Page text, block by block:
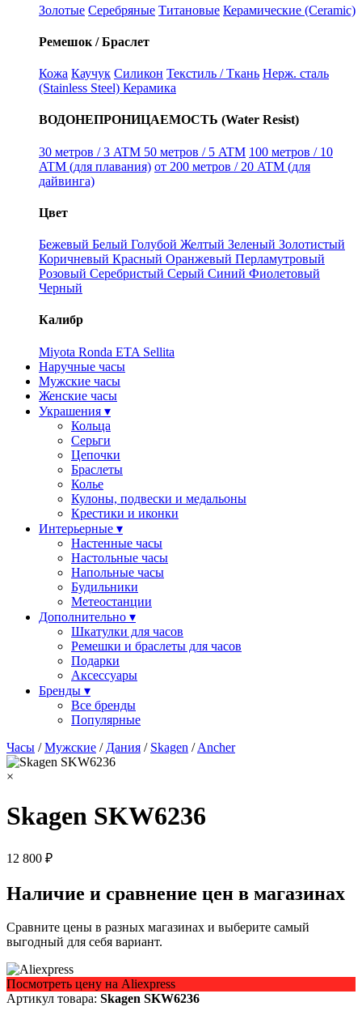
Золотые Серебряные Титановые Керамические (Ceramic)
Ремешок / Браслет
Кожа Каучук Силикон Текстиль / Ткань Нерж. сталь
(Stainless Steel) Керамика
ВОДОНЕПРОНИЦАЕМОСТЬ (Water Resist)
30 метров / 3 ATM 50 метров / 5 ATM 100 метров / 10
ATM (для плавания) от 200 метров / 20 ATM (для
дайвинга)
Цвет
Бежевый Белый Голубой Желтый Зеленый Золотистый
Коричневый Красный Оранжевый Перламутровый
Розовый Серебристый Серый Синий Фиолетовый
Черный
Калибр
Miyota Ronda ETA Sellita
Наручные часы
Мужские часы
Женские часы
Украшения ▾
Кольца
Серьги
Цепочки
Браслеты
Колье
Кулоны, подвески и медальоны
Крестики и иконки
Интерьерные ▾
Настенные часы
Настольные часы
Напольные часы
Будильники
Метеостанции
Дополнительно ▾
Шкатулки для часов
Ремешки и браслеты для часов
Подарки
Аксессуары
Бренды ▾
Все бренды
Популярные
Часы /Мужские / Дания / Skagen /Ancher
×
Skagen SKW6236
12 800 ₽
Наличие и сравнение цен в магазинах
Сравните цены в разных магазинах и выберите самый
выгодный для себя вариант.
Посмотреть цену на Aliexpress
Артикул товара: Skagen SKW6236